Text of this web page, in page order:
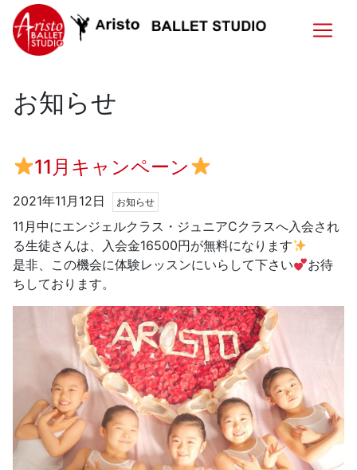
お知らせ
11月キャンペーン
2021年11月12日 お知らせ
11月中にエンジェルクラス・ジュニアCクラスへ入会され
る生徒さんは、入会金16500円が無料になります
是非、この機会に体験レッスンにいらして下さい
お待
ちしております。